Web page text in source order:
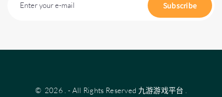
Enter your e-mail Subscribe
© 2026 . - All Rights Reserved 九游游戏平台 .